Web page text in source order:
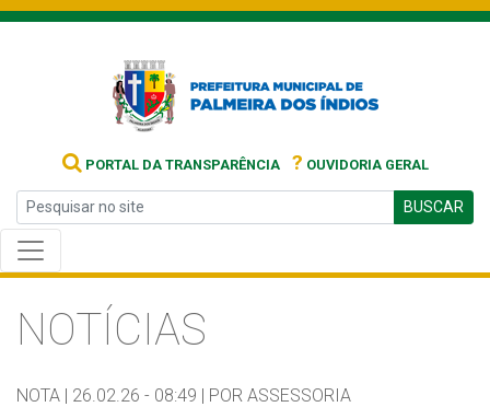
PORTAL DA TRANSPARÊNCIA ? OUVIDORIA GERAL
BUSCAR
NOTÍCIAS
NOTA | 26.02.26 - 08:49 | POR ASSESSORIA